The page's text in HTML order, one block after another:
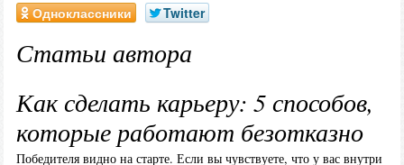
Одноклассники
Twitter
Статьи автора
Как сделать карьеру: 5 способов,
которые работают безотказно
Победителя видно на старте. Если вы чувствуете, что у вас внутри